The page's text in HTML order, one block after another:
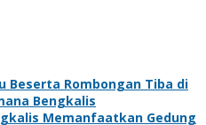
Beserta Rombongan Tiba di
Bengkalis
Memanfaatkan Gedung